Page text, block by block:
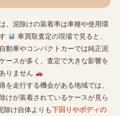
、泥除けの装着率は車種や使用環
車買取査定の現場で見ると、
動車やコンパクトカーでは純正泥
ースが多く、査定で大きな影響を
りません
を走行する機会がある地域では、
けが装着されているケースが見ら
除け自体よりも下回りやボディの